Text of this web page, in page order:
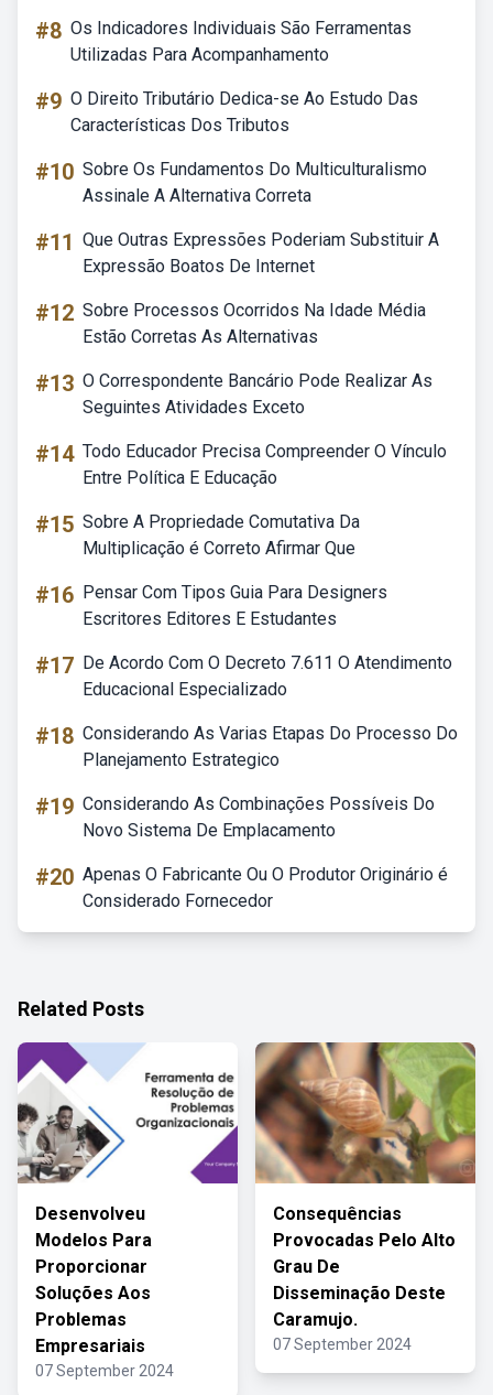
#8 Os Indicadores Individuais São Ferramentas
Utilizadas Para Acompanhamento
#9 O Direito Tributário Dedica-se Ao Estudo Das
Características Dos Tributos
#10 Sobre Os Fundamentos Do Multiculturalismo
Assinale A Alternativa Correta
#11 Que Outras Expressões Poderiam Substituir A
Expressão Boatos De Internet
#12 Sobre Processos Ocorridos Na Idade Média
Estão Corretas As Alternativas
#13 O Correspondente Bancário Pode Realizar As
Seguintes Atividades Exceto
#14 Todo Educador Precisa Compreender O Vínculo
Entre Política E Educação
#15 Sobre A Propriedade Comutativa Da
Multiplicação é Correto Afirmar Que
#16 Pensar Com Tipos Guia Para Designers
Escritores Editores E Estudantes
#17 De Acordo Com O Decreto 7.611 O Atendimento
Educacional Especializado
#18 Considerando As Varias Etapas Do Processo Do
Planejamento Estrategico
#19 Considerando As Combinações Possíveis Do
Novo Sistema De Emplacamento
#20 Apenas O Fabricante Ou O Produtor Originário é
Considerado Fornecedor
Related Posts
Desenvolveu
Modelos Para
Proporcionar
Soluções Aos
Problemas
Empresariais
07 September 2024
Consequências
Provocadas Pelo Alto
Grau De
Disseminação Deste
Caramujo.
07 September 2024